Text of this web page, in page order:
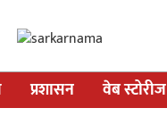
प्रशासन वेब स्टोरीज